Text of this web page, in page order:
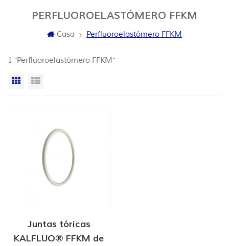
PERFLUOROELASTÓMERO FFKM
Casa Perfluoroelastómero FFKM
1 "Perfluoroelastómero FFKM"
Vista en cuadrícula
Juntas tóricas
KALFLUO® FFKM de